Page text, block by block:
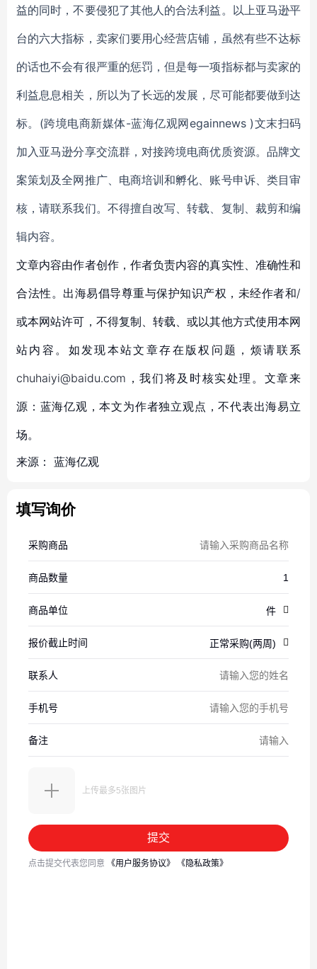
益的同时，不要侵犯了其他人的合法利益。以上亚马逊平
台的六大指标，卖家们要用心经营店铺，虽然有些不达标
的话也不会有很严重的惩罚，但是每一项指标都与卖家的
利益息息相关，所以为了长远的发展，尽可能都要做到达
标。(跨境电商新媒体-蓝海亿观网egainnews )文末扫码
加入亚马逊分享交流群，对接跨境电商优质资源。品牌文
案策划及全网推广、电商培训和孵化、账号申诉、类目审
核，请联系我们。不得擅自改写、转载、复制、裁剪和编
辑内容。
文章内容由作者创作，作者负责内容的真实性、准确性和
合法性。出海易倡导尊重与保护知识产权，未经作者和/
或本网站许可，不得复制、转载、或以其他方式使用本网
站内容。如发现本站文章存在版权问题，烦请联系
chuhaiyi@baidu.com，我们将及时核实处理。文章来
源：蓝海亿观，本文为作者独立观点，不代表出海易立
场。
来源： 蓝海亿观
填写询价